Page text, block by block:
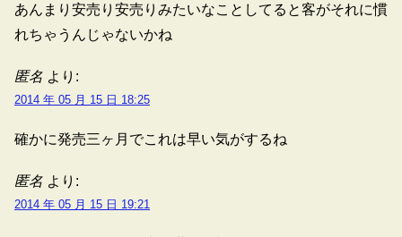
あんまり安売り安売りみたいなことしてると客がそれに慣
れちゃうんじゃないかね
匿名 より:
2014 年 05 月 15 日 18:25
確かに発売三ヶ月でこれは早い気がするね
匿名 より:
2014 年 05 月 15 日 19:21